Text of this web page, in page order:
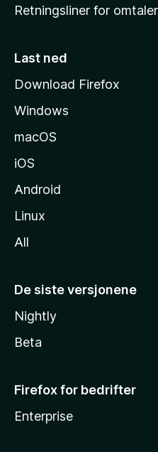
m
e
i
d
Retningsliner for omtaler
Last ned
Download Firefox
Windows
macOS
iOS
Android
Linux
All
De siste versjonene
Nightly
Beta
Firefox for bedrifter
Enterprise